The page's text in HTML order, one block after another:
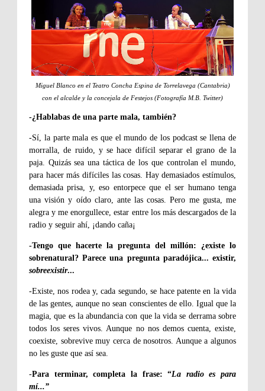
Miguel Blanco en el Teatro Concha Espina de Torrelavega (Cantabria)
con el alcalde y la concejala de Festejos (Fotografía M.B. Twitter)
-¿Hablabas de una parte mala, también?
-Sí, la parte mala es que el mundo de los podcast se llena de
morralla, de ruido, y se hace difícil separar el grano de la
paja. Quizás sea una táctica de los que controlan el mundo,
para hacer más difíciles las cosas . Hay demasiados estímulos,
demasiada prisa, y, eso entorpece que el ser humano tenga
una visión y oído claro, ante las cosas.
Pero me gusta, me
alegra y me enorgullece, estar entre los más descargados de la
radio y seguir ahí, ¡dando caña¡
-Tengo que hacerte la pregunta del millón: ¿existe lo
sobrenatural? Parece una pregunta paradójica... existir,
sobreexistir...
-Existe, nos rodea y, cada segundo, se hace patente en la vida
de las gentes, aunque no sean conscientes de ello. Igual que la
magia, que es la abundancia con que la vida se derrama sobre
todos los seres vivos. Aunque no nos demos cuenta, existe,
coexiste, sobrevive muy cerca de nosotros. Aunque a algunos
no les guste que así sea.
-Para terminar, completa la frase: “La radio es para
mí...”